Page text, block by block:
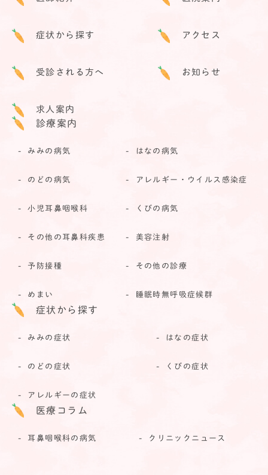
症状から探す アクセス
受診される方へ お知らせ
求人案内
診療案内
みみの病気 はなの病気
のどの病気 アレルギー・ウイルス感染症
小児耳鼻咽喉科 くびの病気
その他の耳鼻科疾患 美容注射
予防接種 その他の診療
めまい 睡眠時無呼吸症候群
症状から探す
みみの症状 はなの症状
のどの症状 くびの症状
アレルギーの症状
医療コラム
耳鼻咽喉科の病気 クリニックニュース